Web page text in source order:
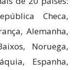
Checa,
Alemanha,
Noruega,
Espanha,